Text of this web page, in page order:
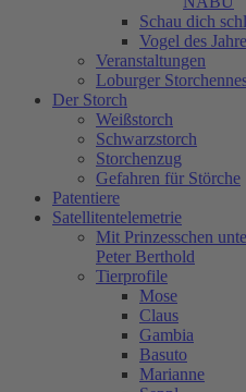
Schau dich
Vogel des
Veranstaltungen
Loburger
Der Storch
Weißstorch
Schwarzstorch
Storchenzug
Gefahren für Störche
Patentiere
Satellitentelemetrie
Mit Prinzesschen
Peter Berthold
Tierprofile
Mose
Claus
Gambia
Basuto
Marianne